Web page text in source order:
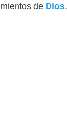
de Dios.